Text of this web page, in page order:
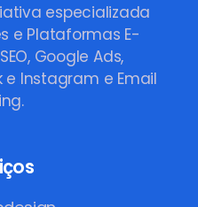
especializada
e Plataformas E-
Google Ads,
e Instagram e Email